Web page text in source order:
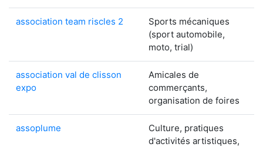
association team riscles 2
Sports mécaniques
(sport automobile,
moto, trial)
association val de clisson
expo
Amicales de
commerçants,
organisation de foires
assoplume
Culture, pratiques
d'activités artistiques,